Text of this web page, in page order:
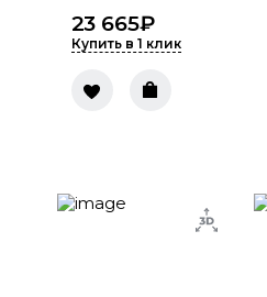
23 665₽
Купить в 1 клик